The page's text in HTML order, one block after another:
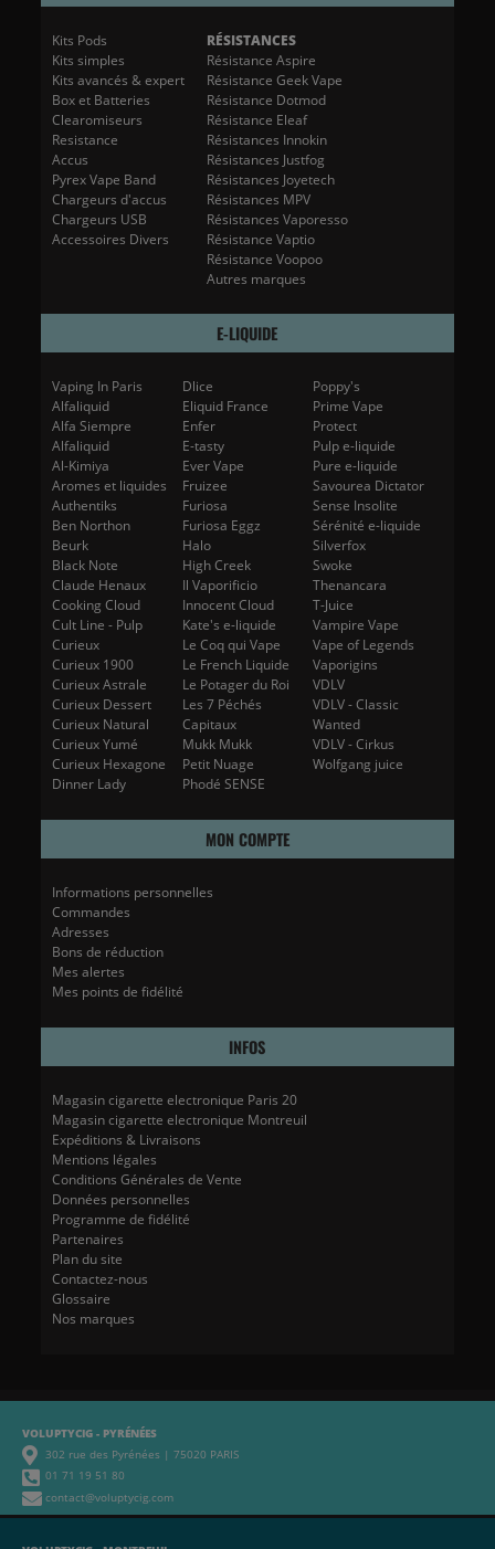
Kits Pods
Kits simples
Kits avancés & expert
Box et Batteries
Clearomiseurs
Resistance
Accus
Pyrex Vape Band
Chargeurs d'accus
Chargeurs USB
Accessoires Divers
RÉSISTANCES
Résistance Aspire
Résistance Geek Vape
Résistance Dotmod
Résistance Eleaf
Résistances Innokin
Résistances Justfog
Résistances Joyetech
Résistances MPV
Résistances Vaporesso
Résistance Vaptio
Résistance Voopoo
Autres marques
E-LIQUIDE
Vaping In Paris
Alfaliquid
Alfa Siempre
Alfaliquid
Al-Kimiya
Aromes et liquides
Authentiks
Ben Northon
Beurk
Black Note
Claude Henaux
Cooking Cloud
Cult Line - Pulp
Curieux
Curieux 1900
Curieux Astrale
Curieux Dessert
Curieux Natural
Curieux Yumé
Curieux Hexagone
Dinner Lady
Dlice
Eliquid France
Enfer
E-tasty
Ever Vape
Fruizee
Furiosa
Furiosa Eggz
Halo
High Creek
Il Vaporificio
Innocent Cloud
Kate's e-liquide
Le Coq qui Vape
Le French Liquide
Le Potager du Roi
Les 7 Péchés
Capitaux
Mukk Mukk
Petit Nuage
Phodé SENSE
Poppy's
Prime Vape
Protect
Pulp e-liquide
Pure e-liquide
Savourea Dictator
Sense Insolite
Sérénité e-liquide
Silverfox
Swoke
Thenancara
T-Juice
Vampire Vape
Vape of Legends
Vaporigins
VDLV
VDLV - Classic
Wanted
VDLV - Cirkus
Wolfgang juice
MON COMPTE
Informations personnelles
Commandes
Adresses
Bons de réduction
Mes alertes
Mes points de fidélité
INFOS
Magasin cigarette electronique Paris 20
Magasin cigarette electronique Montreuil
Expéditions & Livraisons
Mentions légales
Conditions Générales de Vente
Données personnelles
Programme de fidélité
Partenaires
Plan du site
Contactez-nous
Glossaire
Nos marques
VOLUPTYCIG - PYRÉNÉES
302 rue des Pyrénées | 75020 PARIS
01 71 19 51 80
contact@voluptycig.com